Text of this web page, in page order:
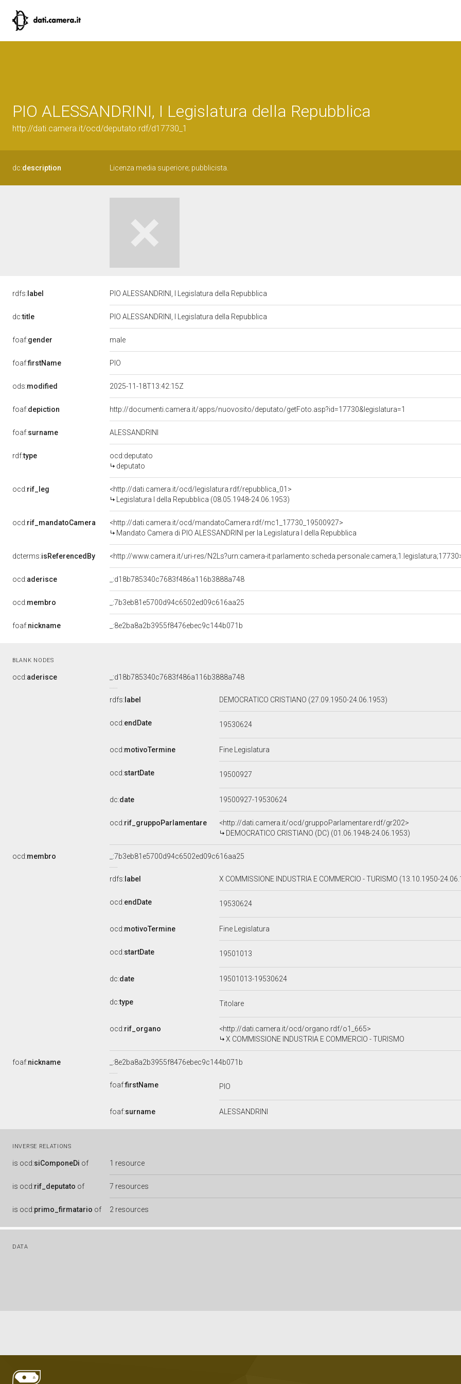
PIO ALESSANDRINI, I Legislatura della Repubblica
http://dati.camera.it/ocd/deputato.rdf/d17730_1
dc:description Licenza media superiore; pubblicista.
rdfs: label PIO ALESSANDRINI, I Legislatura della Repubblica
dc:title PIO ALESSANDRINI, I Legislatura della Repubblica
foaf:gender male
foaf:firstName PIO
ods:modified 2025-11-18T13:42:15Z
foaf:depiction http://documenti.camera.it/apps/nuovosito/deputato/getFoto.asp?id=17730&legislatura=1
foaf:surname ALESSANDRINI
rdf:type
ocd:deputato
deputato
ocd:rif_leg
<http://dati.camera.it/ocd/legislatura.rdf/repubblica_01>
Legislatura I della Repubblica (08.05.1948-24.06.1953)
ocd:rif_mandatoCamera
<http://dati.camera.it/ocd/mandatoCamera.rdf/mc1_17730_19500927>
Mandato Camera di PIO ALESSANDRINI per la Legislatura I della Repubblica
dcterms:isReferencedBy <http://www.camera.it/uri-res/N2Ls?urn:camera-
ocd:aderisce _:d18b785340c7683f486a116b3888a748
ocd:membro _:7b3eb81e5700d94c6502ed09c616aa25
foaf:nickname _:8e2ba8a2b3955f8476ebec9c144b071b
BLANK NODES
ocd:aderisce _:d18b785340c7683f486a116b3888a748
rdfs: label DEMOCRATICO CRISTIANO (27.09.1950-24.06.1953)
ocd:endDate 19530624
ocd:motivoTermine Fine Legislatura
ocd:startDate 19500927
dc:date 19500927-19530624
ocd:rif_gruppoParlamentare
<http://dati.camera.it/ocd/gruppoParlamentare.rdf/gr202>
DEMOCRATICO CRISTIANO (DC) (01.06.1948-24.06.1953)
ocd:membro _:7b3eb81e5700d94c6502ed09c616aa25
rdfs: label X COMMISSIONE INDUSTRIA E COMMERCIO - TURISMO (13.10.1950-
ocd:endDate 19530624
ocd:motivoTermine Fine Legislatura
ocd:startDate 19501013
dc:date 19501013-19530624
dc:type Titolare
ocd:rif_organo
<http://dati.camera.it/ocd/organo.rdf/o1_665>
X COMMISSIONE INDUSTRIA E COMMERCIO - TURISMO
foaf:nickname _:8e2ba8a2b3955f8476ebec9c144b071b
foaf:firstName PIO
foaf:surname ALESSANDRINI
INVERSE RELATIONS
is ocd:siComponeDi of 1 resource
is ocd:rif_deputato of 7 resources
is ocd:primo_firmatario of 2 resources
DATA